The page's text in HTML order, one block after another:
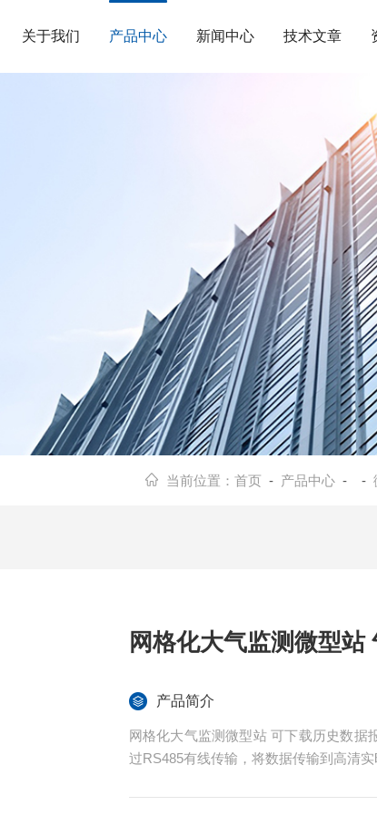
关于我们 产品中心 新闻中心 技术文章
当前位置： 首页 - 产品中心- -
网格化大气监测微型站
产品简介
网格化大气监测微型站 可下载历史数据
过RS485有线传输，将数据传输到高清